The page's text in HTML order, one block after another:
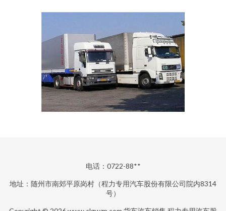
电话：0722-88**
地址：随州市南郊平原岗村（程力专用汽车股份有限公司院内8314
号）